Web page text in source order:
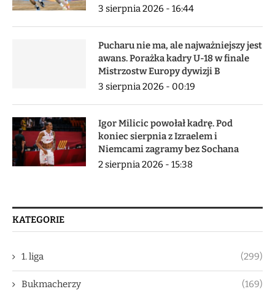
3 sierpnia 2026 - 16:44
Pucharu nie ma, ale najważniejszy jest
awans. Porażka kadry U-18 w finale
Mistrzostw Europy dywizji B
3 sierpnia 2026 - 00:19
Igor Milicic powołał kadrę. Pod
koniec sierpnia z Izraelem i
Niemcami zagramy bez Sochana
2 sierpnia 2026 - 15:38
KATEGORIE
1. liga (299)
Bukmacherzy (169)